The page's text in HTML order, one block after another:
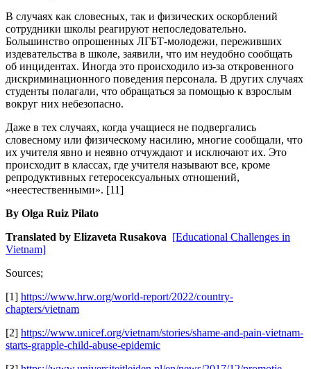
В случаях как словесных, так и физических оскорблений
сотрудники школы реагируют непоследовательно.
Большинство опрошенных ЛГБТ-молодежи, переживших
издевательства в школе, заявили, что им неудобно сообщать
об инцидентах. Иногда это происходило из-за откровенного
дискриминационного поведения персонала. В других случаях
студенты полагали, что обращаться за помощью к взрослым
вокруг них небезопасно.
Даже в тех случаях, когда учащиеся не подвергались
словесному или физическому насилию, многие сообщали, что
их учителя явно и неявно отчуждают и исключают их. Это
происходит в классах, где учителя называют все, кроме
репродуктивных гетеросексуальных отношений,
«неестественными». [11]
By Olga Ruiz Pilato
Translated by Elizaveta Rusakova [Educational Challenges in
Vietnam]
Sources;
[1] https://www.hrw.org/world-report/2022/country-
chapters/vietnam
[2] https://www.unicef.org/vietnam/stories/shame-and-pain-vietnam-
starts-grapple-child-abuse-epidemic